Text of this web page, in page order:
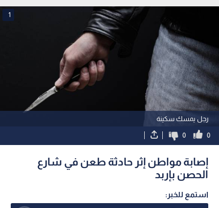
رجل يمسك سكينة
1
0
0
إصابة مواطن إثر حادثة طعن في شارع
الحصن بإربد
استمع للخبر: